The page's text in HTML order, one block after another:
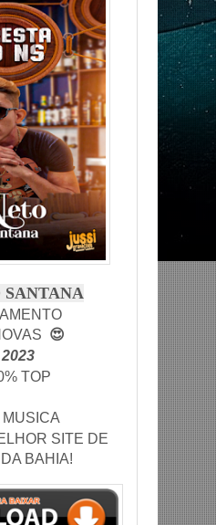
SANTANA
😍
TOP
MUSICA
SITE DE
BAHIA!